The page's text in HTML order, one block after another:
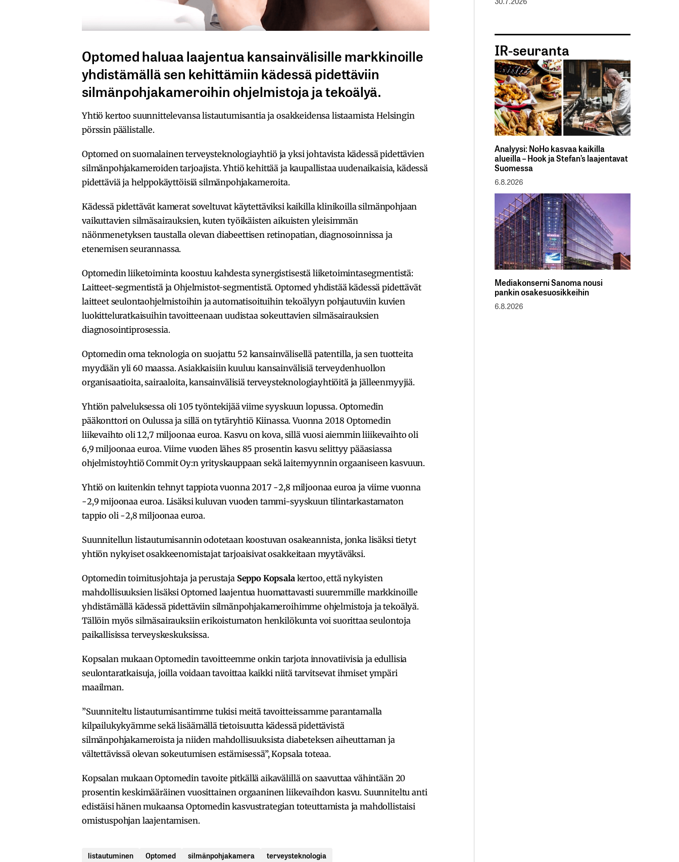
Optomed haluaa laajentua kansainvälisille markkinoille
yhdistämällä sen kehittämiin kädessä pidettäviin
silmänpohjakameroihin ohjelmistoja ja tekoälyä.
Yhtiö kertoo suunnittelevansa listautumisantia ja osakkeidensa listaamista Helsingin
pörssin päälistalle.
Optomed on suomalainen terveysteknologiayhtiö ja yksi johtavista kädessä pidettävien
silmänpohjakameroiden tarjoajista. Yhtiö kehittää ja kaupallistaa uudenaikaisia, kädessä
pidettäviä ja helppokäyttöisiä silmänpohjakameroita.
Kädessä pidettävät kamerat soveltuvat käytettäviksi kaikilla klinikoilla silmänpohjaan
vaikuttavien silmäsairauksien, kuten työikäisten aikuisten yleisimmän
näönmenetyksen taustalla olevan diabeettisen retinopatian, diagnosoinnissa ja
etenemisen seurannassa.
Optomedin liiketoiminta koostuu kahdesta synergistisestä liiketoimintasegmentistä:
Laitteet-segmentistä ja Ohjelmistot-segmentistä. Optomed yhdistää kädessä pidettävät
laitteet seulontaohjelmistoihin ja automatisoituihin tekoälyyn pohjautuviin kuvien
luokitteluratkaisuihin tavoitteenaan uudistaa sokeuttavien silmäsairauksien
diagnosointiprosessia.
Optomedin oma teknologia on suojattu 52 kansainvälisellä patentilla, ja sen tuotteita
myydään yli 60 maassa. Asiakkaisiin kuuluu kansainvälisiä terveydenhuollon
organisaatioita, sairaaloita, kansainvälisiä terveysteknologiayhtiöitä ja jälleenmyyjiä.
Yhtiön palveluksessa oli 105 työntekijää viime syyskuun lopussa. Optomedin
pääkonttori on Oulussa ja sillä on tytäryhtiö Kiinassa. Vuonna 2018 Optomedin
liikevaihto oli 12,7 miljoonaa euroa. Kasvu on kova, sillä vuosi aiemmin liiikevaihto oli
6,9 miljoonaa euroa. Viime vuoden lähes 85 prosentin kasvu selittyy pääasiassa
ohjelmistoyhtiö Commit Oy:n yrityskauppaan sekä laitemyynnin orgaaniseen kasvuun.
Yhtiö on kuitenkin tehnyt tappiota vuonna 2017 -2,8 miljoonaa euroa ja viime vuonna
-2,9 mijoonaa euroa. Lisäksi kuluvan vuoden tammi-syyskuun tilintarkastamaton
tappio oli -2,8 miljoonaa euroa.
Suunnitellun listautumisannin odotetaan koostuvan osakeannista, jonka lisäksi tietyt
yhtiön nykyiset osakkeenomistajat tarjoaisivat osakkeitaan myytäväksi.
Optomedin toimitusjohtaja ja perustaja Seppo Kopsalakertoo, että nykyisten
mahdollisuuksien lisäksi Optomed laajentua huomattavasti suuremmille markkinoille
yhdistämällä kädessä pidettäviin silmänpohjakameroihimme ohjelmistoja ja tekoälyä.
Tällöin myös silmäsairauksiin erikoistumaton henkilökunta voi suorittaa seulontoja
paikallisissa terveyskeskuksissa.
Kopsalan mukaan Optomedin tavoitteemme onkin tarjota innovatiivisia ja edullisia
seulontaratkaisuja, joilla voidaan tavoittaa kaikki niitä tarvitsevat ihmiset ympäri
maailman.
”Suunniteltu listautumisantimme tukisi meitä tavoitteissamme parantamalla
kilpailukykyämme sekä lisäämällä tietoisuutta kädessä pidettävistä
silmänpohjakameroista ja niiden mahdollisuuksista diabeteksen aiheuttaman ja
vältettävissä olevan sokeutumisen estämisessä”, Kopsala toteaa.
Kopsalan mukaan Optomedin tavoite pitkällä aikavälillä on saavuttaa vähintään 20
prosentin keskimääräinen vuosittainen orgaaninen liikevaihdon kasvu. Suunniteltu anti
edistäisi hänen mukaansa Optomedin kasvustrategian toteuttamista ja mahdollistaisi
omistuspohjan laajentamisen.
listautuminen Optomed silmänpohjakamera terveysteknologia
IR-seuranta
Analyysi: NoHo kasvaa kaikilla
alueilla – Hook ja Stefan’s laajentavat
Suomessa
6.8.2026
Mediakonserni Sanoma nousi
pankin osakesuosikkeihin
6.8.2026